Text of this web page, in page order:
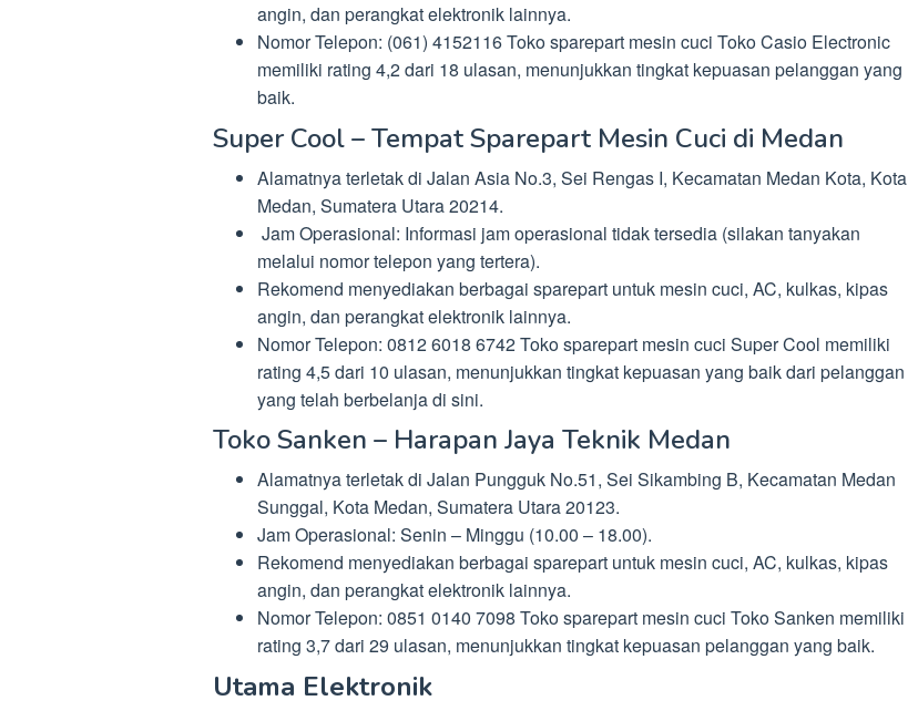
angin, dan perangkat elektronik lainnya.
Nomor Telepon: (061) 4152116 Toko sparepart mesin cuci Toko Casio Electronic
memiliki rating 4,2 dari 18 ulasan, menunjukkan tingkat kepuasan pelanggan yang
baik.
Super Cool – Tempat Sparepart Mesin Cuci di Medan
Alamatnya terletak di Jalan Asia No.3, Sei Rengas I, Kecamatan Medan Kota, Kota
Medan, Sumatera Utara 20214.
Jam Operasional: Informasi jam operasional tidak tersedia (silakan tanyakan
melalui nomor telepon yang tertera).
Rekomend menyediakan berbagai sparepart untuk mesin cuci, AC, kulkas, kipas
angin, dan perangkat elektronik lainnya.
Nomor Telepon: 0812 6018 6742 Toko sparepart mesin cuci Super Cool memiliki
rating 4,5 dari 10 ulasan, menunjukkan tingkat kepuasan yang baik dari pelanggan
yang telah berbelanja di sini.
Toko Sanken – Harapan Jaya Teknik Medan
Alamatnya terletak di Jalan Pungguk No.51, Sei Sikambing B, Kecamatan Medan
Sunggal, Kota Medan, Sumatera Utara 20123.
Jam Operasional: Senin – Minggu (10.00 – 18.00).
Rekomend menyediakan berbagai sparepart untuk mesin cuci, AC, kulkas, kipas
angin, dan perangkat elektronik lainnya.
Nomor Telepon: 0851 0140 7098 Toko sparepart mesin cuci Toko Sanken memiliki
rating 3,7 dari 29 ulasan, menunjukkan tingkat kepuasan pelanggan yang baik.
Utama Elektronik